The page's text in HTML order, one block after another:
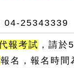
04-25343339
報考試 ，請於5
報名，報名時